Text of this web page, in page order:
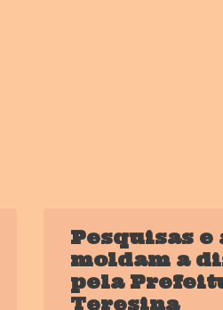
Pesquisas e
moldam a
pela
Teresina